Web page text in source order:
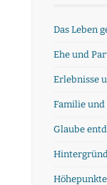
Das Leben
Ehe und
Erlebnisse
Familie
Glaube
Höhepunkte